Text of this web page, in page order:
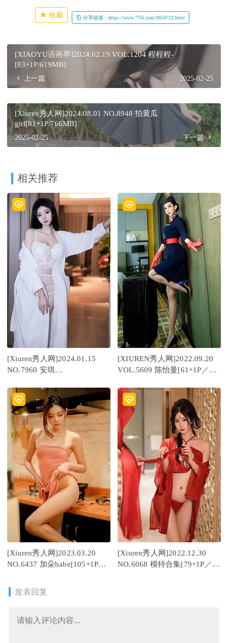
收藏 分享链接：https://www.775t.com/3654722.html
[XIAOYU语画界]2024.02.19 VOL.1204 程程程-
[83+1P/619MB]
上一篇 2025-02-25
[Xiuren秀人网]2024.08.01 NO.8948 拍黄瓜
girl[81+1P/766MB]
2025-02-25 下一篇
相关推荐
[Xiuren秀人网]2024.01.15
NO.7960 安琪
[XIUREN秀人网]2022.09.20
VOL.5609 陈怡曼[61+1P／
[Xiuren秀人网]2023.03.20
NO.6437 加朵babe[105+1P／
[Xiuren秀人网]2022.12.30
NO.6068 模特合集[79+1P／
发表回复